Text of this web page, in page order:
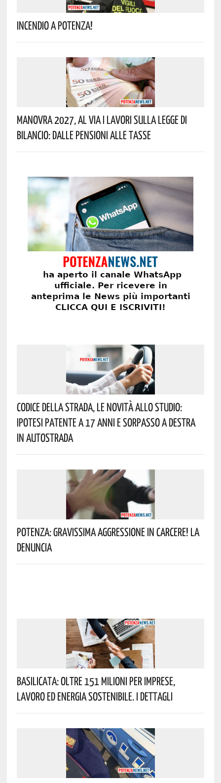
Incendio A Potenza!
Manovra 2027, Al Via I Lavori Sulla Legge Di
Bilancio: Dalle Pensioni Alle Tasse
Codice Della Strada, Le Novità Allo Studio:
Ipotesi Patente A 17 Anni E Sorpasso A Destra
In Autostrada
Potenza: Gravissima Aggressione In Carcere! La
Denuncia
Basilicata: Oltre 151 Milioni Per Imprese,
Lavoro Ed Energia Sostenibile. I Dettagli